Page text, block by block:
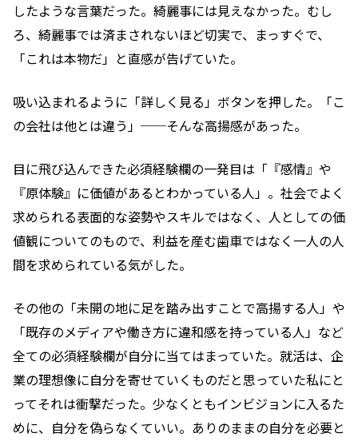
したような言葉だった。綺麗事には見えなかった。むし
ろ、綺麗事では済まされないほど切実で、まっすぐで、
「これは本物だ」と直感が告げていた。
吸い込まれるように「詳しく見る」ボタンを押した。「こ
の会社は他とは違う」──そんな高揚感があった。
目に飛び込んできた必須経験欄の一発目は「『感情』や
『原体験』に価値があるとわかっている人」。社会でよく
求められる表面的な姿勢やスキルではなく、人としての価
値観についてのもので、利益を産む歯車ではなく一人の人
間を求められている気がした。
その他の「未開の地に足を踏み出すことで高揚する人」や
「既存のメディアや働き方に違和感を持っている人」など
全ての必須経験欄が自分に当てはまっていた。就活は、企
業の理想像に自分を寄せていくものだと思っていた私にと
ってそれは衝撃だった。少なくともインビジョンに入るた
めに、自分を偽らなくていい。ありのままの自分を必要と